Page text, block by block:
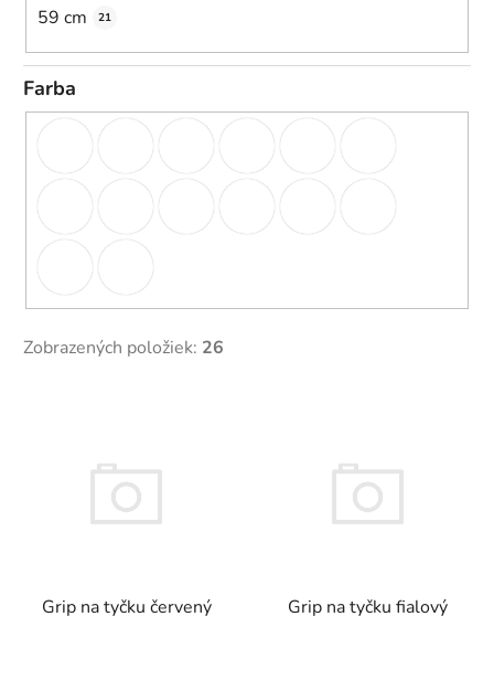
59 cm 21
Farba
Zobrazených položiek: 26
Grip na tyčku červený Grip na tyčku fialový